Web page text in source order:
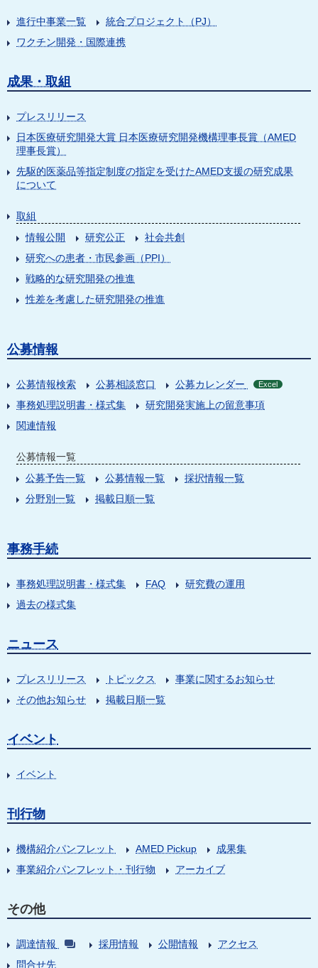
進行中事業一覧
統合プロジェクト（PJ）
ワクチン開発・国際連携
成果・取組
プレスリリース
日本医療研究開発大賞 日本医療研究開発機構理事長賞（AMED
理事長賞）
先駆的医薬品等指定制度の指定を受けたAMED支援の研究成果
について
取組
情報公開
研究公正
社会共創
研究への患者・市民参画（PPI）
戦略的な研究開発の推進
性差を考慮した研究開発の推進
公募情報
公募情報検索 公募相談窓口 公募カレンダー Excel
事務処理説明書・様式集
研究開発実施上の留意事項
関連情報
公募情報一覧
公募予告一覧
公募情報一覧
採択情報一覧
分野別一覧
掲載日順一覧
事務手続
事務処理説明書・様式集 FAQ
研究費の運用
過去の様式集
ニュース
プレスリリース トピックス
事業に関するお知らせ
その他お知らせ
掲載日順一覧
イベント
イベント
刊行物
機構紹介パンフレット AMED Pickup
成果集
事業紹介パンフレット・刊行物
アーカイブ
その他
調達情報 採用情報 公開情報
アクセス
問合せ先